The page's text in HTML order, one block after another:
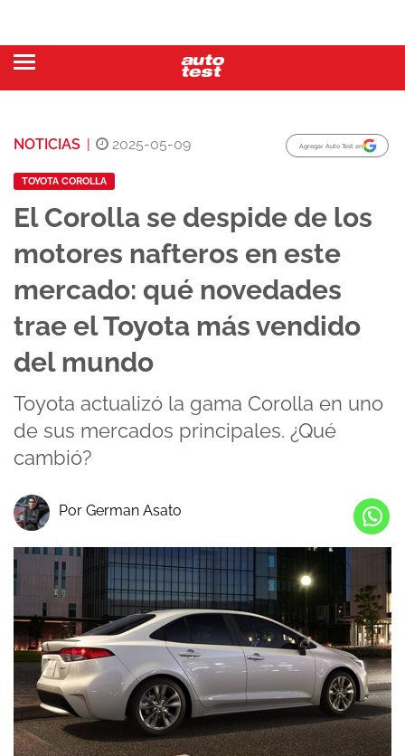
NOTICIAS | 2025-05-09 Agregar Auto Test en
TOYOTA COROLLA
El Corolla se despide de los
motores nafteros en este
mercado: qué novedades
trae el Toyota más vendido
del mundo
Toyota actualizó la gama Corolla en uno
de sus mercados principales. ¿Qué
cambió?
Por German Asato